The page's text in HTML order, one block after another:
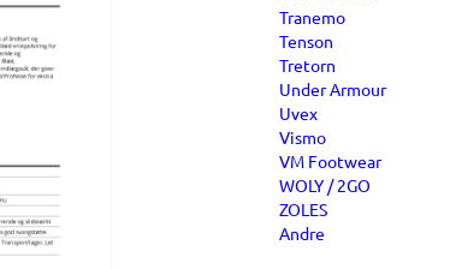
Tranemo
Tenson
Tretorn
Under Armour
Uvex
Vismo
VM Footwear
WOLY / 2GO
ZOLES
Andre